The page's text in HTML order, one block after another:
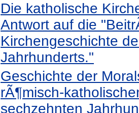
Die katholische
Antwort auf die
Kirchengeschichte
Jahrhunderts."
Geschichte der
rÃ¶misch-
sechzehnten